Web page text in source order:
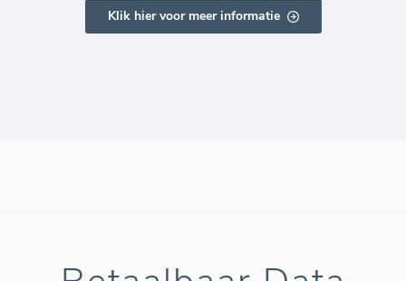
Klik hier voor meer informatie